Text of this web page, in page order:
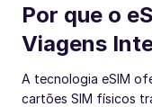
Por que o
Viagens
A tecnologia eSIM
cartões SIM físicos